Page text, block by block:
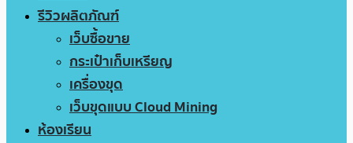
รีวิวผลิตภัณฑ์
เว็บซื้อขาย
กระเป๋าเก็บเหรียญ
เครื่องขุด
เว็บขุดแบบ Cloud Mining
ห้องเรียน